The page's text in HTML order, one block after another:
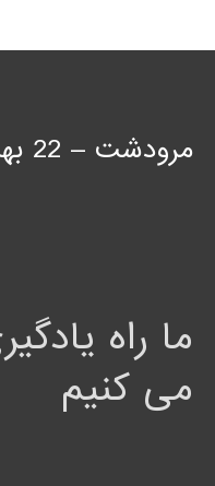
مرودشت – 22 بهمن شمالی
ما راه
می کنیم